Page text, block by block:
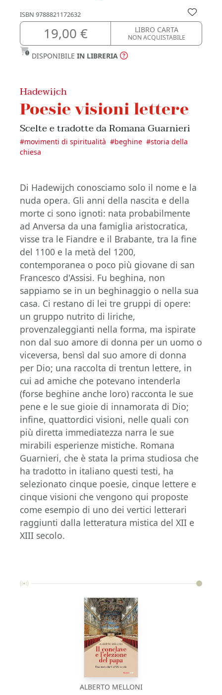
ISBN 9788821172632
19,00 € LIBRO CARTA
NON ACQUISTABILE
DISPONIBILE IN LIBRERIA
Hadewijch
Poesie visioni lettere
Scelte e tradotte da Romana Guarnieri
#movimenti di spiritualità #beghine #storia della
chiesa
Di Hadewijch conosciamo solo il nome e la
nuda opera. Gli anni della nascita e della
morte ci sono ignoti: nata probabilmente
ad Anversa da una famiglia aristocratica,
visse tra le Fiandre e il Brabante, tra la fine
del 1100 e la metà del 1200,
contemporanea o poco più giovane di san
Francesco d'Assisi. Fu beghina, non
sappiamo se in un beghinaggio o nella sua
casa. Ci restano di lei tre gruppi di opere:
un gruppo nutrito di liriche,
provenzaleggianti nella forma, ma ispirate
non dal suo amore di donna per un uomo o
viceversa, bensì dal suo amore di donna
per Dio; una raccolta di trentun lettere, in
cui ad amiche che potevano intenderla
(forse beghine anche loro) racconta le sue
pene e le sue gioie di innamorata di Dio;
infine, quattordici visioni, nelle quali con
più diretta immediatezza narra le sue
mirabili esperienze mistiche. Romana
Guarnieri, che è stata la prima studiosa che
ha tradotto in italiano questi testi, ha
selezionato cinque poesie, cinque lettere e
cinque visioni che vengono qui proposte
come esempio di uno dei vertici letterari
raggiunti dalla letteratura mistica del XII e
XIII secolo.
ALBERTO MELLONI